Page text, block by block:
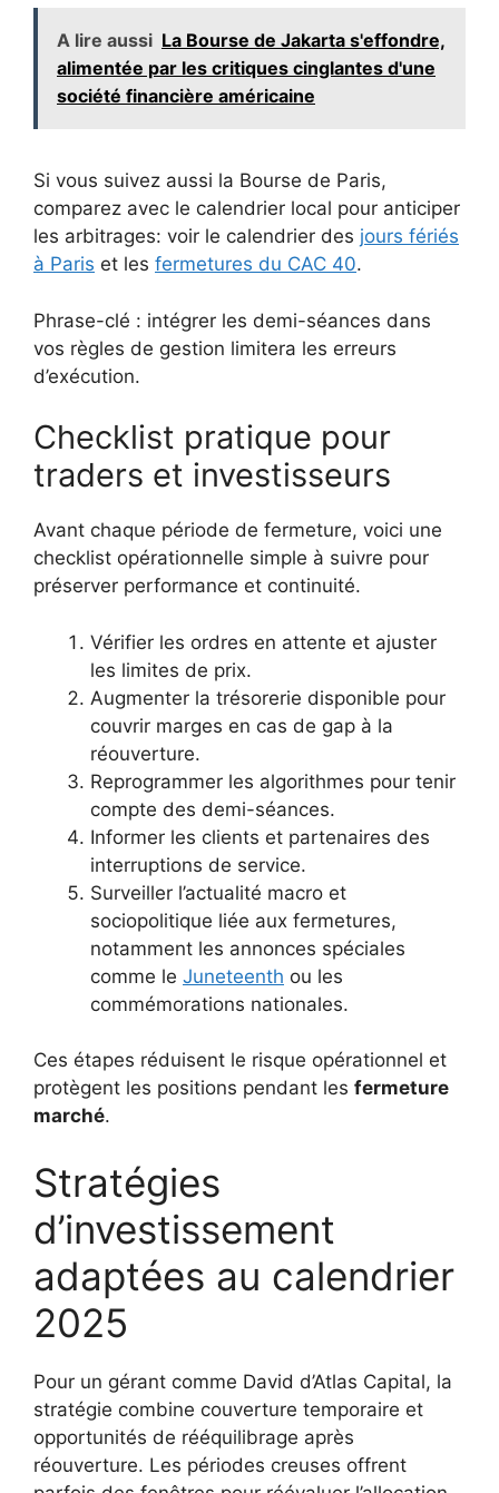
A lire aussi La Bourse de Jakarta s'effondre,
alimentée par les critiques cinglantes d'une
société financière américaine
Si vous suivez aussi la Bourse de Paris,
comparez avec le calendrier local pour anticiper
les arbitrages: voir le calendrier des jours fériés
à Paris et les fermetures du CAC 40.
Phrase-clé : intégrer les demi-séances dans
vos règles de gestion limitera les erreurs
d’exécution.
Checklist pratique pour
traders et investisseurs
Avant chaque période de fermeture, voici une
checklist opérationnelle simple à suivre pour
préserver performance et continuité.
Vérifier les ordres en attente et ajuster
les limites de prix.
Augmenter la trésorerie disponible pour
couvrir marges en cas de gap à la
réouverture.
Reprogrammer les algorithmes pour tenir
compte des demi-séances.
Informer les clients et partenaires des
interruptions de service.
Surveiller l’actualité macro et
sociopolitique liée aux fermetures,
notamment les annonces spéciales
comme le Juneteenth ou les
commémorations nationales.
Ces étapes réduisent le risque opérationnel et
protègent les positions pendant les fermeture
marché.
Stratégies
d’investissement
adaptées au calendrier
2025
Pour un gérant comme David d’Atlas Capital, la
stratégie combine couverture temporaire et
opportunités de rééquilibrage après
réouverture. Les périodes creuses offrent